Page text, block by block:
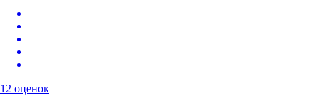
12 оценок